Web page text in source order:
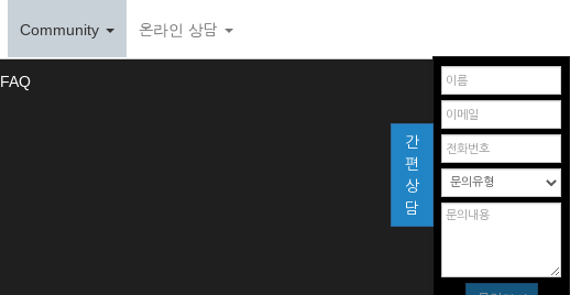
Community 온라인 상담
FAQ
간
편
상
담